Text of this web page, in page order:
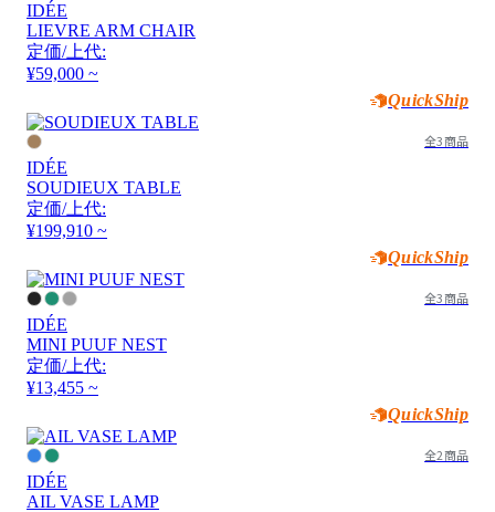
IDÉE
LIEVRE ARM CHAIR
定価/上代:
¥59,000 ~
QuickShip
全3商品
IDÉE
SOUDIEUX TABLE
定価/上代:
¥199,910 ~
QuickShip
全3商品
IDÉE
MINI PUUF NEST
定価/上代:
¥13,455 ~
QuickShip
全2商品
IDÉE
AIL VASE LAMP